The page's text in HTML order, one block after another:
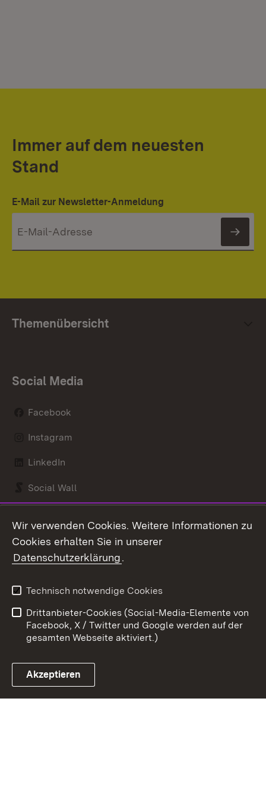
Immer auf dem neuesten
Stand
E-Mail zur Newsletter-Anmeldung
Themenübersicht
Social Media
Facebook
Instagram
LinkedIn
Social Wall
Link zum Landesportal
Kontakt
Barrierefreiheit
Impressum
Cookies
Wir verwenden Cookies. Weitere Informationen zu
Cookies erhalten Sie in unserer
Datenschutzerklärung.
Technisch notwendige Cookies
Drittanbieter-Cookies (Social-Media-Elemente von
Facebook, X / Twitter und Google werden auf der
gesamten Webseite aktiviert.)
Akzeptieren